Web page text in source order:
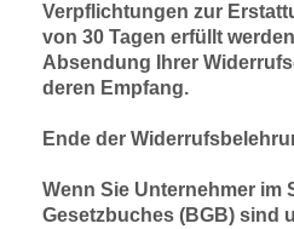
Verpflichtungen zur
von 30 Tagen erfüllt
Absendung Ihrer
deren Empfang.
Ende der
Wenn Sie Unternehmer im
Gesetzbuches (BGB) sind